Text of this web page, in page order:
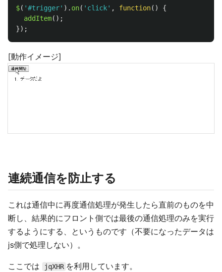
$( '#trigger' ). on( ' click' , function()
{
addItem();
});
[動作イメージ]
連続通信を防止する
これは通信中に再度通信処理が発生したら直前のものを中
断し、結果的にフロント側では最後の通信処理のみを実行
するようにする、というものです（不要になったデータは
js側で処理しない）。
ここでは jqXHR を利用しています。